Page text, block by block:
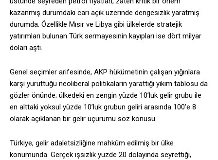
kazanmış durumdaki cari açık üzerinde dengesizlik yaratmış
durumda. Özellikle Mısır ve Libya gibi ülkelerde stratejik
yatırımları bulunan Türk sermayesinin kayıpları ise dört milyar
doları aştı.
Genel seçimler arifesinde, AKP hükümetinin çalışan yığınlara
karşı yürüttüğü neoliberal politikaların yarattığı yıkım tablosu da
gözler önünde; ülkedeki en zengin yüzde 10’luk gelir grubu ile
en alttaki yoksul yüzde 10’luk grubun geliri arasında 100’e 8
olarak açıklanan bir gelir uçurumu söz konusu.
Türkiye, gelir adaletsizliğine mahkûm edilmiş bir ülke
konumunda. Gerçek işsizlik yüzde 20 dolayında seyrettiği,